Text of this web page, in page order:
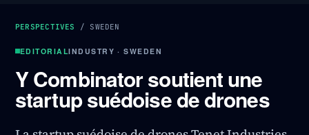
PERSPECTIVES / SWEDEN
EDITORIALINDUSTRY · SWEDEN
Y Combinator soutient une
startup suédoise de drones